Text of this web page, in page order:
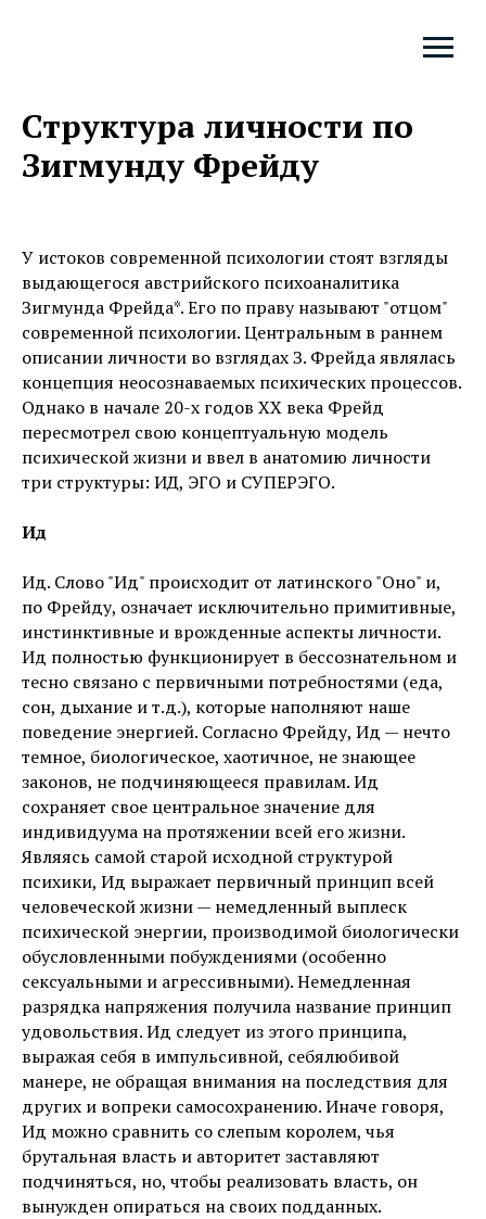
Структура личности по
Зигмунду Фрейду
У истоков современной психологии стоят взгляды
выдающегося австрийского психоаналитика
Зигмунда Фрейда*. Его по праву называют "отцом"
современной психологии. Центральным в раннем
описании личности во взглядах З. Фрейда являлась
концепция неосознаваемых психических процессов.
Однако в начале 20-х годов ХХ века Фрейд
пересмотрел свою концептуальную модель
психической жизни и ввел в анатомию личности
три структуры: ИД, ЭГО и СУПЕРЭГО.
Ид
Ид. Слово "Ид" происходит от латинского "Оно" и,
по Фрейду, означает исключительно примитивные,
инстинктивные и врожденные аспекты личности.
Ид полностью функционирует в бессознательном и
тесно связано с первичными потребностями (еда,
сон, дыхание и т.д.), которые наполняют наше
поведение энергией. Согласно Фрейду, Ид — нечто
темное, биологическое, хаотичное, не знающее
законов, не подчиняющееся правилам. Ид
сохраняет свое центральное значение для
индивидуума на протяжении всей его жизни.
Являясь самой старой исходной структурой
психики, Ид выражает первичный принцип всей
человеческой жизни — немедленный выплеск
психической энергии, производимой биологически
обусловленными побуждениями (особенно
сексуальными и агрессивными). Немедленная
разрядка напряжения получила название принцип
удовольствия. Ид следует из этого принципа,
выражая себя в импульсивной, себялюбивой
манере, не обращая внимания на последствия для
других и вопреки самосохранению. Иначе говоря,
Ид можно сравнить со слепым королем, чья
брутальная власть и авторитет заставляют
подчиняться, но, чтобы реализовать власть, он
вынужден опираться на своих подданных.